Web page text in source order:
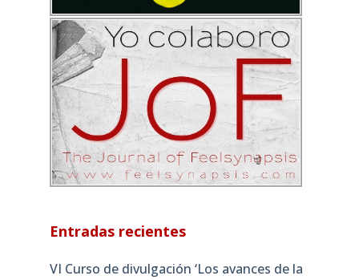
Entradas recientes
VI Curso de divulgación ‘Los avances de la